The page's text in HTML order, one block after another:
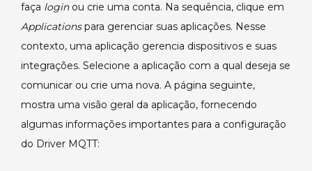
faça loginou crie uma conta. Na sequência, clique em
Applicationspara gerenciar suas aplicações. Nesse
contexto, uma aplicação gerencia dispositivos e suas
integrações. Selecione a aplicação com a qual deseja se
comunicar ou crie uma nova. A página seguinte,
mostra uma visão geral da aplicação, fornecendo
algumas informações importantes para a configuração
do Driver MQTT: